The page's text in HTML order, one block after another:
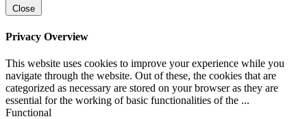
Close
Privacy Overview
This website uses cookies to improve your experience while you
navigate through the website. Out of these, the cookies that are
categorized as necessary are stored on your browser as they are
essential for the working of basic functionalities of the ...
Functional